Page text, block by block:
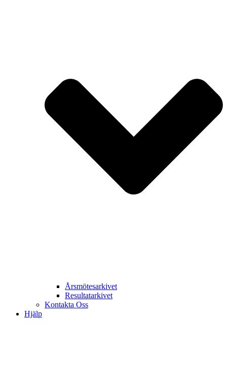
Årsmötesarkivet
Resultatarkivet
Kontakta Oss
Hjälp